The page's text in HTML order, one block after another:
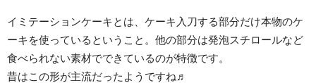
イミテーションケーキとは、ケーキ入刀する部分だけ本物のケ
ーキを使っているということ。他の部分は発泡スチロールなど
食べられない素材でできているのが特徴です。
昔はこの形が主流だったようですね♬